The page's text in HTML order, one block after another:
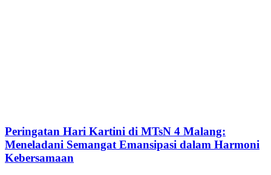
Peringatan Hari Kartini di MTsN 4 Malang:
Meneladani Semangat Emansipasi dalam Harmoni
Kebersamaan